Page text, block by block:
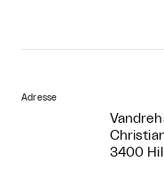
Adresse
3400